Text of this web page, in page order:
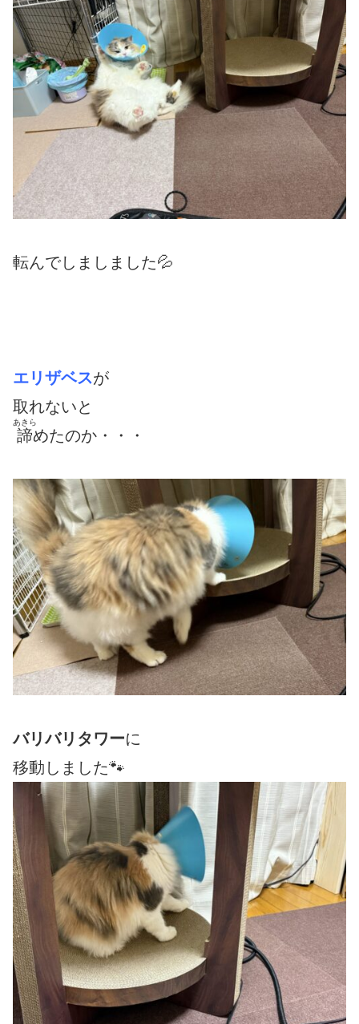
転んでしましました💦
エリザベスが
取れないと
諦
あきら
めたのか・・・
バリバリタワーに
移動しました🐾